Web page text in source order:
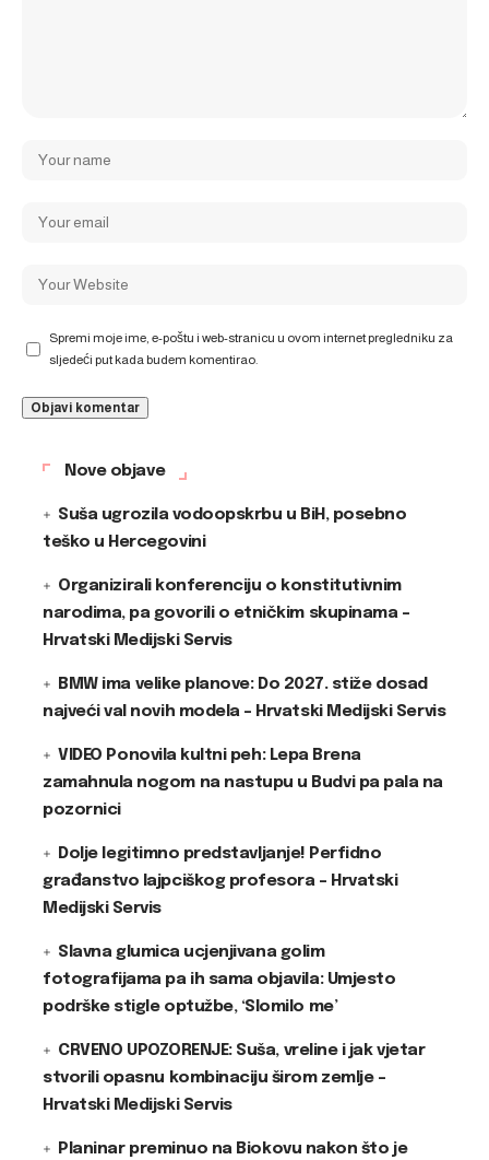
Spremi moje ime, e-poštu i web-stranicu u ovom internet pregledniku za
sljedeći put kada budem komentirao.
Nove objave
Suša ugrozila vodoopskrbu u BiH, posebno
teško u Hercegovini
Organizirali konferenciju o konstitutivnim
narodima, pa govorili o etničkim skupinama –
Hrvatski Medijski Servis
BMW ima velike planove: Do 2027. stiže dosad
najveći val novih modela – Hrvatski Medijski Servis
VIDEO Ponovila kultni peh: Lepa Brena
zamahnula nogom na nastupu u Budvi pa pala na
pozornici
Dolje legitimno predstavljanje! Perfidno
građanstvo lajpciškog profesora – Hrvatski
Medijski Servis
Slavna glumica ucjenjivana golim
fotografijama pa ih sama objavila: Umjesto
podrške stigle optužbe, ‘Slomilo me’
CRVENO UPOZORENJE: Suša, vreline i jak vjetar
stvorili opasnu kombinaciju širom zemlje –
Hrvatski Medijski Servis
Planinar preminuo na Biokovu nakon što je